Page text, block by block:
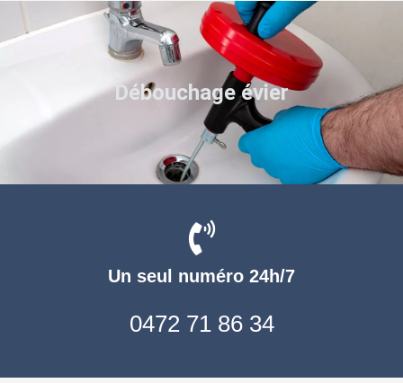
Un seul numéro 24h/7
0472 71 86 34
Débouchage évier